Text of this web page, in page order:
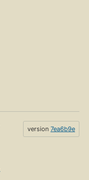
version 7ea6b9e